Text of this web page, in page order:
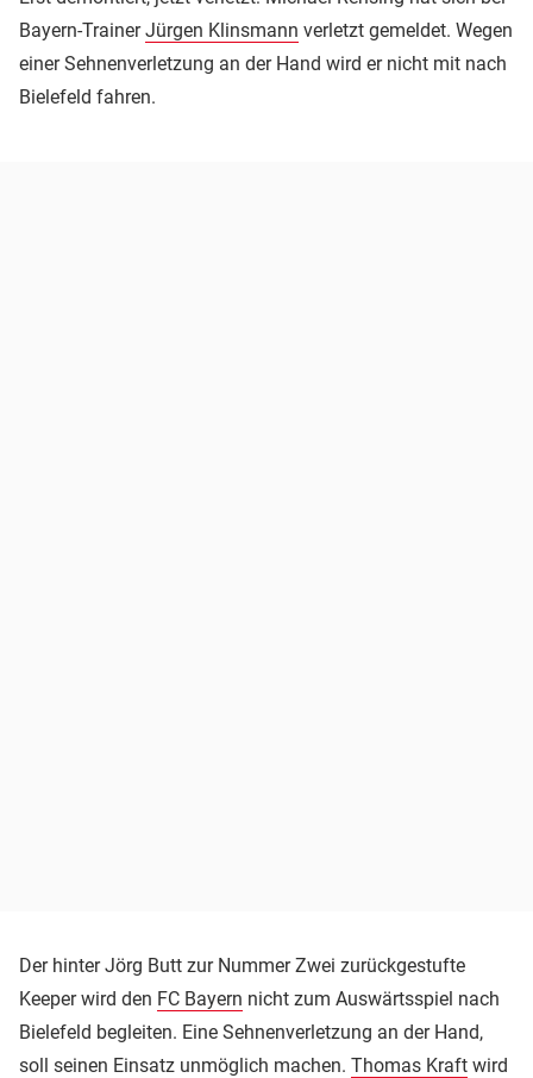
Bayern-TrainerJürgen Klinsmann verletzt gemeldet. Wegen
einer Sehnenverletzung an der Hand wird er nicht mit nach
Bielefeld fahren.
Der hinter Jörg Butt zur Nummer Zwei zurückgestufte
Keeper wird den FC Bayern nicht zum Auswärtsspiel nach
Bielefeld begleiten. Eine Sehnenverletzung an der Hand,
soll seinen Einsatz unmöglich machen. Thomas Kraft wird